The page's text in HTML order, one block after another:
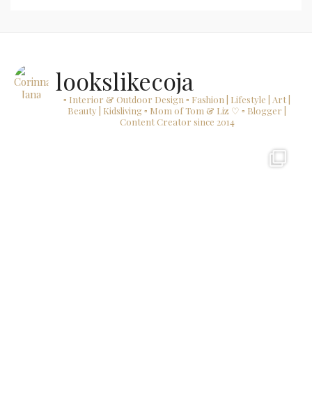
lookslikecoja
▫ Interior & Outdoor Design ▫ Fashion | Lifestyle | Art |
Beauty | Kidsliving▫ Mom of Tom & Liz ♡ ▫ Blogger |
Content Creator since 2014